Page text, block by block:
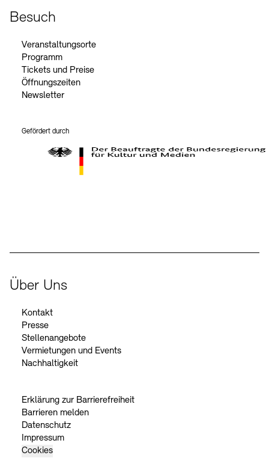
Besuch
Veranstaltungsorte
Programm
Tickets und Preise
Öffnungszeiten
Newsletter
Gefördert durch
Über Uns
Kontakt
Presse
Stellenangebote
Vermietungen und Events
Nachhaltigkeit
Erklärung zur Barrierefreiheit
Barrieren melden
Datenschutz
Impressum
Cookies